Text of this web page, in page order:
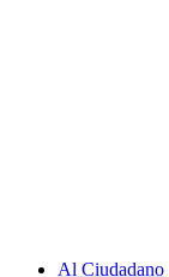
Al Ciudadano